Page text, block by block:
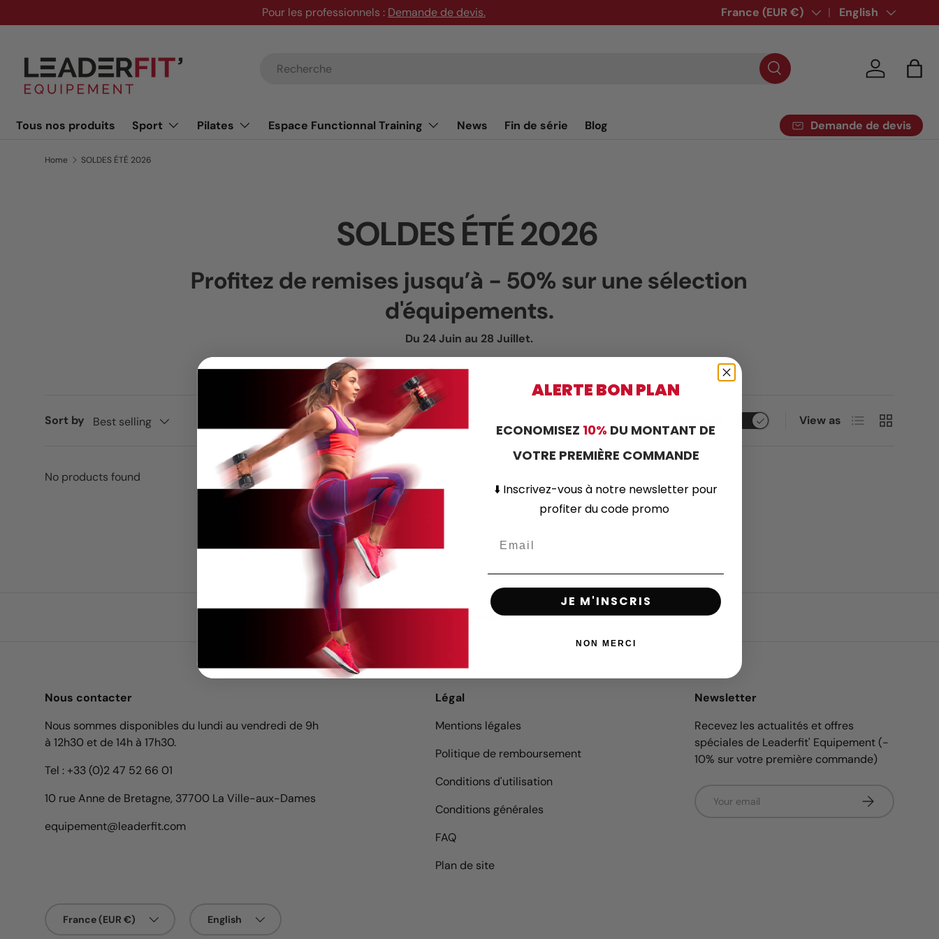
Skip to content
Pour les professionnels : Demande de devis. Country/Region
France (EUR €) Language
English
Log in Bag
Tous nos produits Sport Pilates Espace Functionnal Training News Fin de série Blog Demande de devis
Home SOLDES ÉTÉ 2026
SOLDES ÉTÉ 2026
Profitez de remises jusqu’à - 50% sur une sélection
d'équipements.
Du 24 Juin au 28 Juillet.
Sort by Best selling View as List Grid
No products found
Back to top
Nous contacter
Nous sommes disponibles du lundi au vendredi de 9h
à 12h30 et de 14h à 17h30.
Tel : +33 (0)2 47 52 66 01
10 rue Anne de Bretagne, 37700 La Ville-aux-Dames
equipement@leaderfit.com
Légal
Mentions légales
Politique de remboursement
Conditions d'utilisation
Conditions générales
FAQ
Plan de site
Newsletter
Recevez les actualités et offres
spéciales de Leaderfit' Equipement (-
10% sur votre première commande)
Subscribe
France (EUR €) English
ALERTE BON PLAN
ECONOMISEZ 10% DU MONTANT DE
VOTRE PREMIÈRE COMMANDE
⬇️ Inscrivez-vousà notre newsletter pour
profiter du code promo
JE M'INSCRIS
NON MERCI